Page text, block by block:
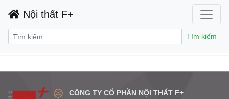
Nội thất F+
Tìm kiếm
CÔNG TY CỔ PHẦN NỘI THẤT F+